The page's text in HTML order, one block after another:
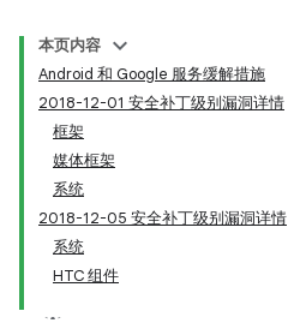
本页内容
Android 和 Google 服务缓解措施
2018-12-01 安全补丁级别漏洞详情
框架
媒体框架
系统
2018-12-05 安全补丁级别漏洞详情
系统
HTC 组件